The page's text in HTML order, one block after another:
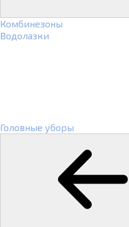
Комбинезоны
Водолазки
Головные уборы